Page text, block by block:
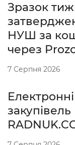
Зразок
НУШ за
через
7 Серпня 2026